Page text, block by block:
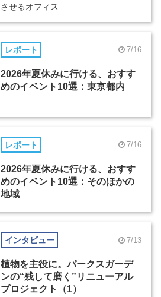
させるオフィス
レポート 7/16
2026年夏休みに行ける、おすす
めのイベント10選：東京都内
レポート 7/16
2026年夏休みに行ける、おすす
めのイベント10選：そのほかの
地域
インタビュー 7/13
植物を主役に。パークスガーデ
ンの“残して磨く”リニューアル
プロジェクト（1）